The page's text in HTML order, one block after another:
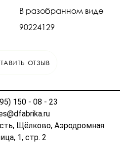
В разобранном виде
90224129
ОТЗЫВ
150 - 08 - 23
Щёлково, Аэродромная
1, стр. 2